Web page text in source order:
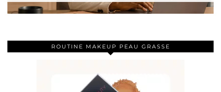
ROUTINE MAKEUP PEAU GRASSE